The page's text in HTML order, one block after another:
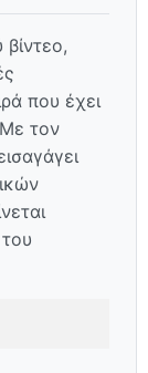
που έχει
τον